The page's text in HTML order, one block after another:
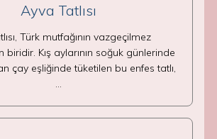
Ayva Tatlısı
Türk mutfağının vazgeçilmez
biridir. Kış aylarının soğuk günlerinde
çay eşliğinde tüketilen bu enfes tatlı,
…